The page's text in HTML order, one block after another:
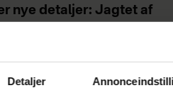
Detaljer
nye detaljer: Jagtet af